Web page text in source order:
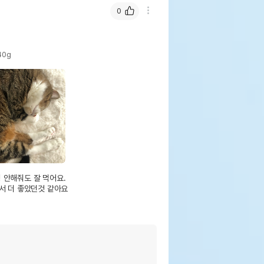
안해줘도 잘 먹어요.
더 좋았던것 같아요
0